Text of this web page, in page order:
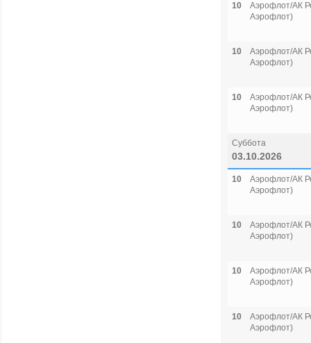
10
Аэрофлот/АК
Аэрофлот)
10
Аэрофлот/АК
Аэрофлот)
10
Аэрофлот/АК
Аэрофлот)
Суббота
03.10.2026
10
Аэрофлот/АК
Аэрофлот)
10
Аэрофлот/АК
Аэрофлот)
10
Аэрофлот/АК
Аэрофлот)
10
Аэрофлот/АК
Аэрофлот)